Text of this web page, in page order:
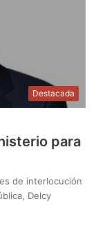
Destacada
para
de interlocución
Delcy